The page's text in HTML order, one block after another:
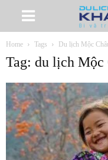
Home Tags Du lịch Mộc
Tag: du lịch Mộc